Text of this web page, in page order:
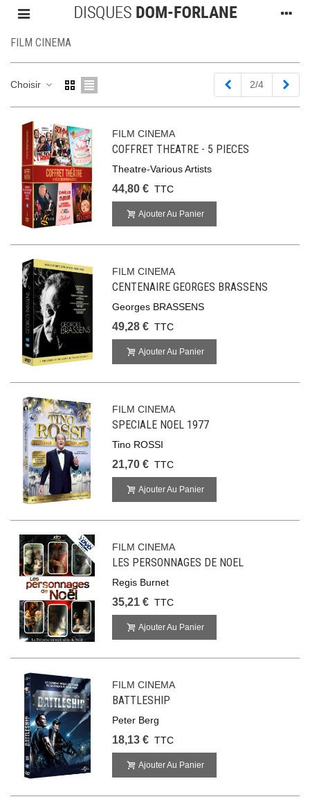
FILM CINEMA
Choisir Précédent
2/4
FILM CINEMA
COFFRET THEATRE - 5 PIECES
Theatre-Various Artists
44,80 € TTC
Ajouter Au Panier
FILM CINEMA
CENTENAIRE GEORGES BRASSENS
Georges BRASSENS
49,28 € TTC
Ajouter Au Panier
FILM CINEMA
SPECIALE NOEL 1977
Tino ROSSI
21,70 € TTC
Ajouter Au Panier
FILM CINEMA
LES PERSONNAGES DE NOEL
Regis Burnet
35,21 € TTC
Ajouter Au Panier
FILM CINEMA
BATTLESHIP
Peter Berg
18,13 € TTC
Ajouter Au Panier